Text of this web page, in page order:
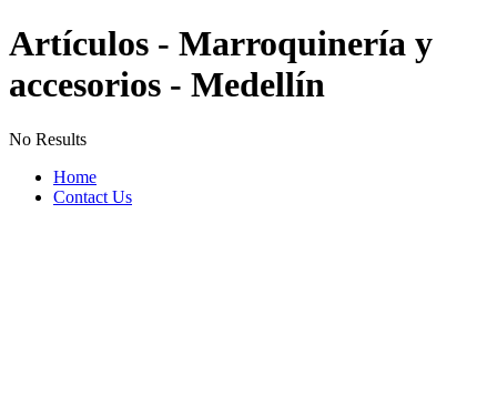
Artículos - Marroquinería y
accesorios - Medellín
No Results
Home
Contact Us